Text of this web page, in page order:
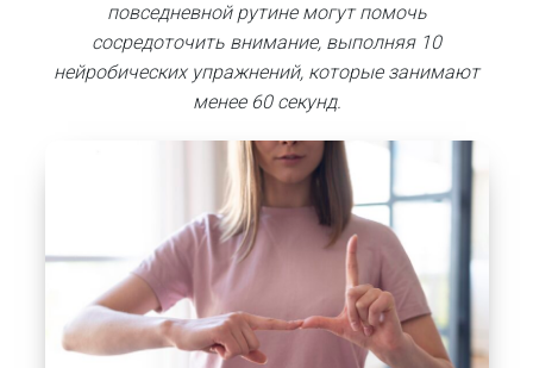
повседневной рутине могут помочь
сосредоточить внимание, выполняя 10
нейробических упражнений, которые занимают
менее 60 секунд.